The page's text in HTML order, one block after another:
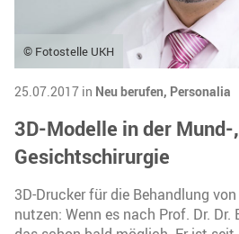
© Fotostelle UKH
25.07.2017 in Neu berufen, Personalia
3D-Modelle in der
Gesichtschirurgie
3D-Drucker für die Behandlung
nutzen: Wenn es nach Prof. Dr.